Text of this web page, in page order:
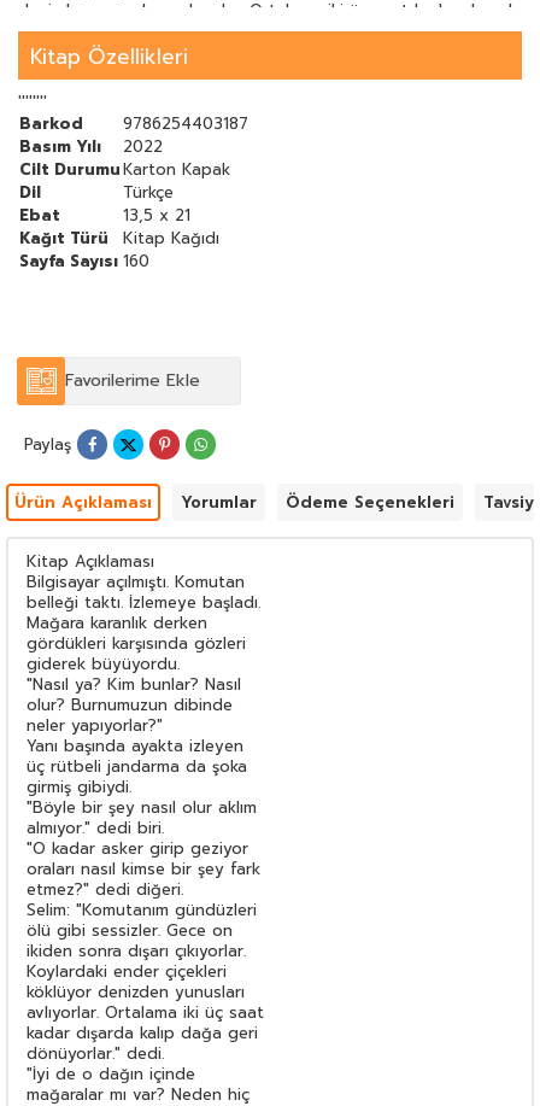
denizden yunusları avlıyorlar. Ortalama iki üç saat kadar dışarda
kalıp dağa geri dönüyorlar." dedi.
"İyi de o dağın içinde mağaralar mı var? Neden hiç dağı ve
girişini bilmiyoruz?"
Kitap Özellikleri
''''''''
Barkod
9786254403187
Basım Yılı
2022
Cilt DurumuKarton Kapak
Dil
Türkçe
Ebat
13,5 x 21
Kağıt Türü
Kitap Kağıdı
Sayfa Sayısı 160
Favorilerime Ekle
Paylaş
Ürün Açıklaması Yorumlar Ödeme Seçenekleri
Kitap Açıklaması
Bilgisayar açılmıştı. Komutan
belleği taktı. İzlemeye başladı.
Mağara karanlık derken
gördükleri karşısında gözleri
giderek büyüyordu.
"Nasıl ya? Kim bunlar? Nasıl
olur? Burnumuzun dibinde
neler yapıyorlar?"
Yanı başında ayakta izleyen
üç rütbeli jandarma da şoka
girmiş gibiydi.
"Böyle bir şey nasıl olur aklım
almıyor." dedi biri.
"O kadar asker girip geziyor
oraları nasıl kimse bir şey fark
etmez?" dedi diğeri.
Selim: "Komutanım gündüzleri
ölü gibi sessizler. Gece on
ikiden sonra dışarı çıkıyorlar.
Koylardaki ender çiçekleri
köklüyor denizden yunusları
avlıyorlar. Ortalama iki üç saat
kadar dışarda kalıp dağa geri
dönüyorlar." dedi.
"İyi de o dağın içinde
mağaralar mı var? Neden hiç